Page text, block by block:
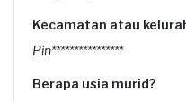
Kecamatan atau
Pin****************
Berapa usia murid?